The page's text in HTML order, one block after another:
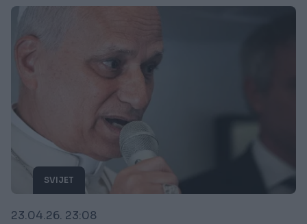
SVIJET
23.04.26. 23:08